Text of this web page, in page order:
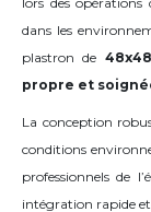
dans les
plastron de
propre et
La conception
conditions
professionnels de
intégration rapide et